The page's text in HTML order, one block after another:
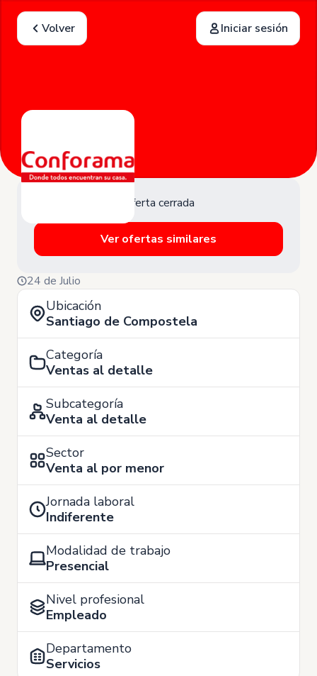
Volver Iniciar sesión
Oferta cerrada
Ver ofertas similares
24 de Julio
Ubicación
Santiago de Compostela
Categoría
Ventas al detalle
Subcategoría
Venta al detalle
Sector
Venta al por menor
Jornada laboral
Indiferente
Modalidad de trabajo
Presencial
Nivel profesional
Empleado
Departamento
Servicios